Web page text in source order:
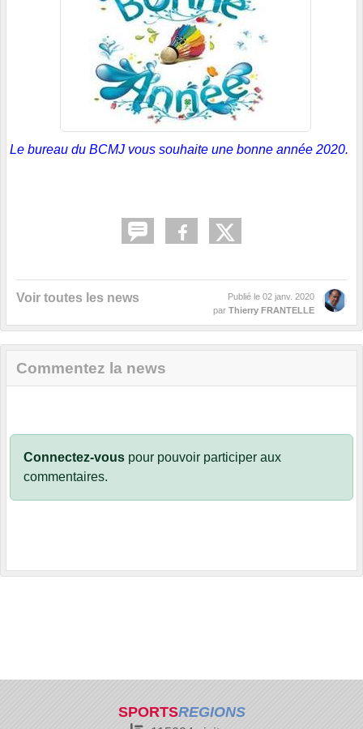
Le bureau du BCMJ vous souhaite une bonne année 2020.
Voir toutes les news Publié le 02 janv. 2020
par Thierry FRANTELLE
Commentez la news
Connectez-vous pour pouvoir participer aux
commentaires.
SPORTSREGIONS